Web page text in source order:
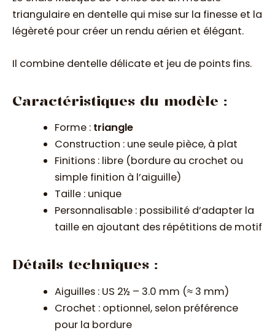
triangulaire en dentelle qui mise sur la finesse et la
légèreté pour créer un rendu aérien et élégant.
Il combine dentelle délicate et jeu de points fins.
Caractéristiques du modèle :
Forme : triangle
Construction : une seule pièce, à plat
Finitions : libre (bordure au crochet ou
simple finition à l’aiguille)
Taille : unique
Personnalisable : possibilité d’adapter la
taille en ajoutant des répétitions de motif
Détails techniques :
Aiguilles : US 2½ – 3.0 mm (≈ 3 mm)
Crochet : optionnel, selon préférence
pour la bordure